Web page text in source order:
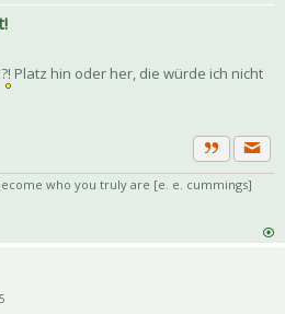
Platz hin oder her, die würde ich nicht
Zitat
who you truly are [e. e. cummings]